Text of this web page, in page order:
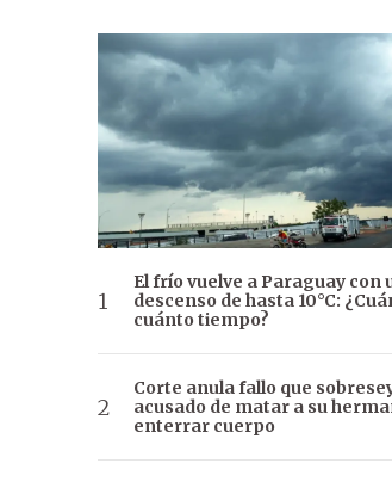
El frío vuelve a Paraguay con
descenso de hasta 10°C:
cuánto tiempo?
Corte anula fallo que
acusado de matar a su
enterrar cuerpo